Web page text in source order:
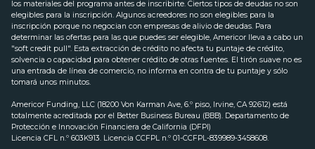
los materiales del programa antes de inscribirte. Ciertos tipos de deudas no son
elegibles para la inscripción. Algunos acreedores no son elegibles para la
inscripción porque no negocian con empresas de alivio de deudas. Para
determinar las ofertas para las que puedes ser elegible, Americor lleva a cabo un
"soft credit pull". Esta extracción de crédito no afecta tu puntaje de crédito,
solvencia o capacidad para obtener crédito de otras fuentes. El tirón suave no es
una entrada de línea de comercio, no informa en contra de tu puntaje y sólo
tomará unos minutos.
Americor Funding, LLC (18200 Von Karman Ave, 6.º piso, Irvine, CA 92612) está
totalmente acreditada por el Better Business Bureau (BBB). Departamento de
Protección e Innovación Financiera de California (DFPI)
Licencia CFL n.º 603K913. Licencia CCFPL n.º 01-CCFPL-839989-3458608.